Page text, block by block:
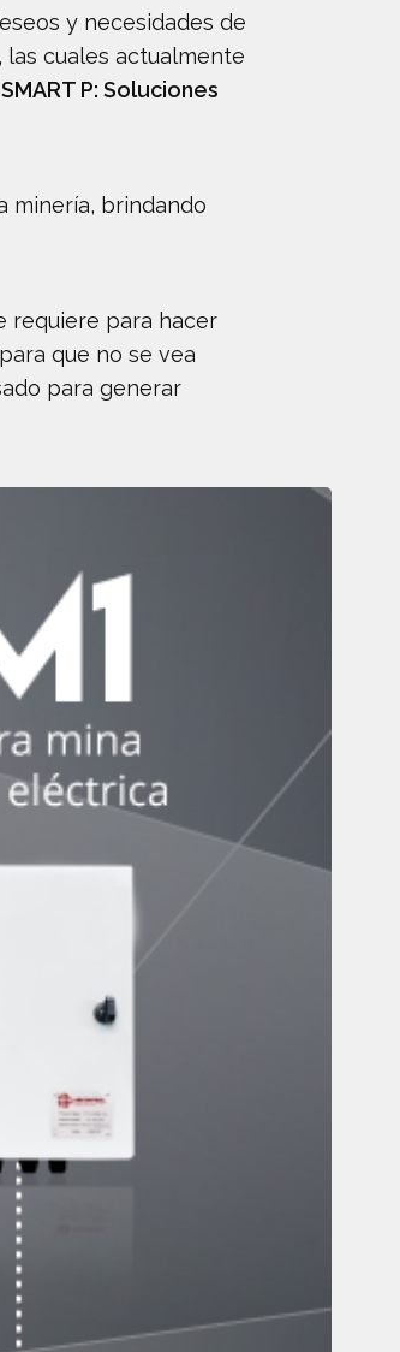
y necesidades de
cuales actualmente
SMART P: Soluciones
minería, brindando
requiere para hacer
que no se vea
para generar